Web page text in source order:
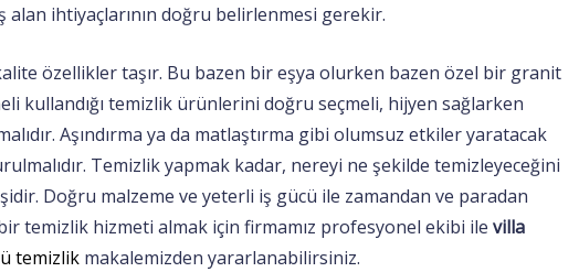
alan ihtiyaçlarının doğru belirlenmesi gerekir.
özellikler taşır. Bu bazen bir eşya olurken bazen özel bir granit
kullandığı temizlik ürünlerini doğru seçmeli, hijyen sağlarken
Aşındırma ya da matlaştırma gibi olumsuz etkiler yaratacak
Temizlik yapmak kadar, nereyi ne şekilde temizleyeceğini
Doğru malzeme ve yeterli iş gücü ile zamandan ve paradan
temizlik hizmeti almak için firmamız profesyonel ekibi ile villa
temizlik makalemizden yararlanabilirsiniz.